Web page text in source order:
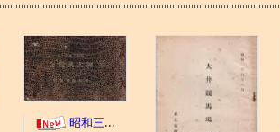
昭和三年十一月 御大典記念